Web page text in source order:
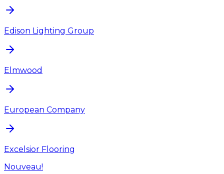
Edison Lighting Group
Elmwood
European Company
Excelsior Flooring
Nouveau!